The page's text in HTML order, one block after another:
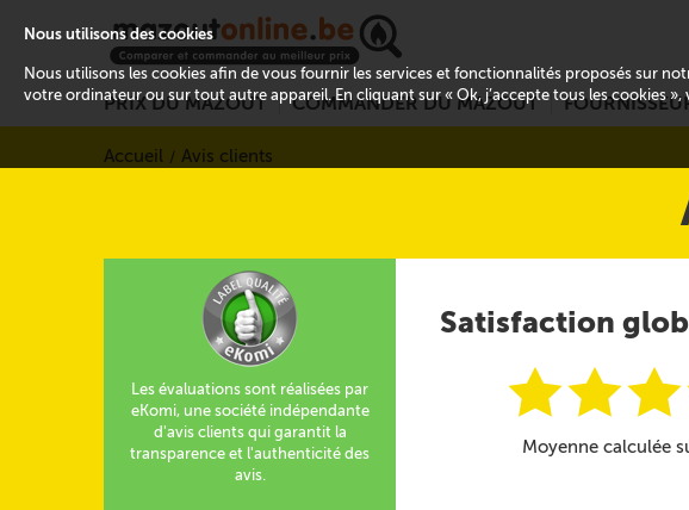
PRIX DU MAZOUT COMMANDER DU MAZOUT
Accueil Avis clients
Les évaluations sont réalisées par
eKomi, une société indépendante
d'avis clients qui garantit la
transparence et l'authenticité des
avis.
Satisfaction
iii
Moyenne calculée
Nous utilisons des cookies
Nous utilisons les cookies afin de vous fournir les services et fonctionnalités proposés sur
votre ordinateur ou sur tout autre appareil. En cliquant sur « Ok, j’accepte tous les cookies